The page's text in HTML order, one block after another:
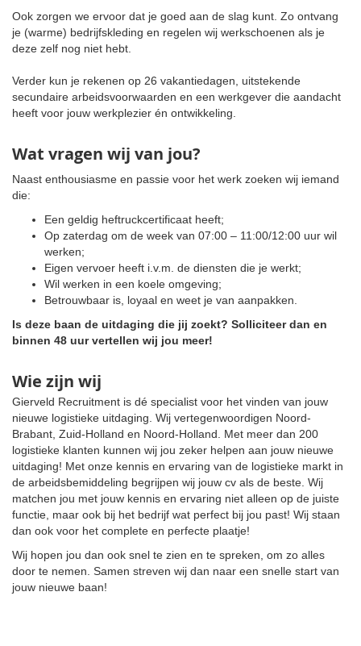
Ook zorgen we ervoor dat je goed aan de slag kunt. Zo ontvang
je (warme) bedrijfskleding en regelen wij werkschoenen als je
deze zelf nog niet hebt.
Verder kun je rekenen op 26 vakantiedagen, uitstekende
secundaire arbeidsvoorwaarden en een werkgever die aandacht
heeft voor jouw werkplezier én ontwikkeling.
Wat vragen wij van jou?
Naast enthousiasme en passie voor het werk zoeken wij iemand
die:
Een geldig heftruckcertificaat heeft;
Op zaterdag om de week van 07:00 – 11:00/12:00 uur wil
werken;
Eigen vervoer heeft i.v.m. de diensten die je werkt;
Wil werken in een koele omgeving;
Betrouwbaar is, loyaal en weet je van aanpakken.
Is deze baan de uitdaging die jij zoekt? Solliciteer dan en
binnen 48 uur vertellen wij jou meer!
Wie zijn wij
Gierveld Recruitment is dé specialist voor het vinden van jouw
nieuwe logistieke uitdaging. Wij vertegenwoordigen Noord-
Brabant, Zuid-Holland en Noord-Holland. Met meer dan 200
logistieke klanten kunnen wij jou zeker helpen aan jouw nieuwe
uitdaging! Met onze kennis en ervaring van de logistieke markt in
de arbeidsbemiddeling begrijpen wij jouw cv als de beste. Wij
matchen jou met jouw kennis en ervaring niet alleen op de juiste
functie, maar ook bij het bedrijf wat perfect bij jou past! Wij staan
dan ook voor het complete en perfecte plaatje!
Wij hopen jou dan ook snel te zien en te spreken, om zo alles
door te nemen. Samen streven wij dan naar een snelle start van
jouw nieuwe baan!